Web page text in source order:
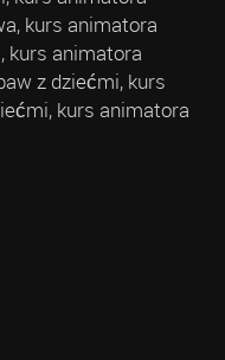
kurs animatora
kurs animatora
z dziećmi, kurs
kurs animatora